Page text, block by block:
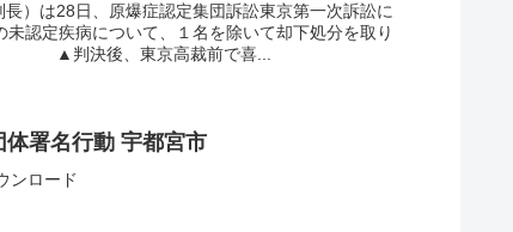
）は28日、原爆症認定集団訴訟東京第一次訴訟に
認定疾病について、１名を除いて却下処分を取り
判決後、東京高裁前で喜...
体署名行動 宇都宮市
ンロード